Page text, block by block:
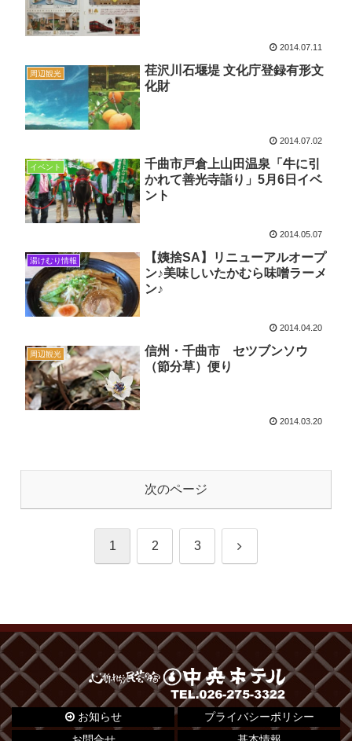
2014.07.11
周辺観光
荏沢川石堰堤 文化庁登録有形文
化財
2014.07.02
イベント
千曲市戸倉上山田温泉「牛に引
かれて善光寺詣り」5月6日イベ
ント
2014.05.07
湯けむり情報
【姨捨SA】リニューアルオープ
ン♪美味しいたかむら味噌ラーメ
ン♪
2014.04.20
周辺観光
信州・千曲市 セツブンソウ
（節分草）便り
2014.03.20
次のページ
1 2 3 次
お知らせ
プライバシーポリシー